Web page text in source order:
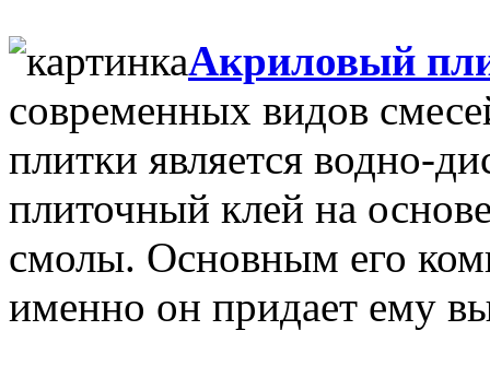
Акриловый
современных видов
плитки является водно-
плиточный клей на
смолы. Основным его
именно он придает ему